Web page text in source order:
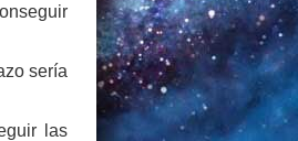
sería
las